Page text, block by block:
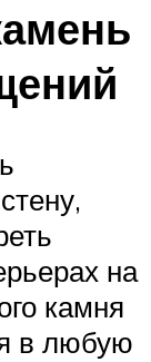
на
камня
в любую